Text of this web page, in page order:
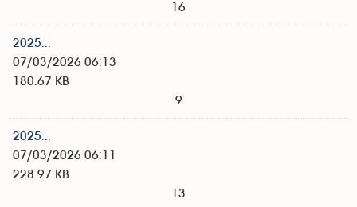
16
2025...
07/03/2026 06:13
180.67 KB
9
2025...
07/03/2026 06:11
228.97 KB
13